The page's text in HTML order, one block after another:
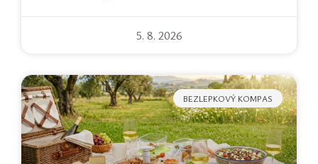
5. 8. 2026
BEZLEPKOVÝ KOMPAS